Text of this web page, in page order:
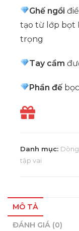
Ghế ngồi
tạo từ lớp bọt
trọng
Tay cầm
Phần đế
Danh mục:
tập vai
MÔ TẢ
ĐÁNH GIÁ (0)